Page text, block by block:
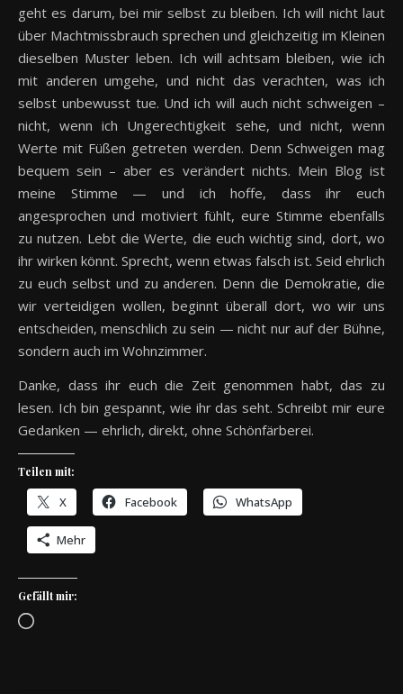
geht es darum, bei mir selbst zu bleiben. Ich will nicht laut
über Machtmissbrauch sprechen und gleichzeitig im Kleinen
dieselben Muster leben. Ich will achtsam bleiben, wie ich
mit anderen umgehe, und nicht das verachten, was ich
selbst unbewusst tue. Und ich will auch nicht schweigen –
nicht, wenn ich Ungerechtigkeit sehe, und nicht, wenn
Werte mit Füßen getreten werden. Denn Schweigen mag
bequem sein – aber es verändert nichts. Mein Blog ist
meine Stimme — und ich hoffe, dass ihr euch
angesprochen und motiviert fühlt, eure Stimme ebenfalls
zu nutzen. Lebt die Werte, die euch wichtig sind, dort, wo
ihr wirken könnt. Sprecht, wenn etwas falsch ist. Seid ehrlich
zu euch selbst und zu anderen. Denn die Demokratie, die
wir verteidigen wollen, beginnt überall dort, wo wir uns
entscheiden, menschlich zu sein — nicht nur auf der Bühne,
sondern auch im Wohnzimmer.
Danke, dass ihr euch die Zeit genommen habt, das zu
lesen. Ich bin gespannt, wie ihr das seht. Schreibt mir eure
Gedanken — ehrlich, direkt, ohne Schönfärberei.
Teilen mit:
X Facebook WhatsApp
Mehr
Gefällt mir:
Wird geladen …